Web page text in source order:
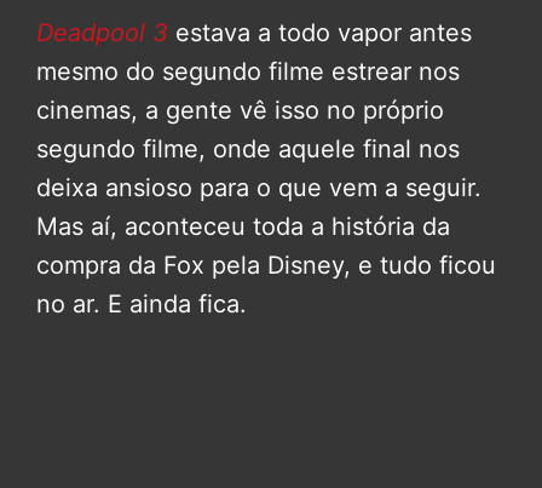
Deadpool 3 estava a todo vapor antes
mesmo do segundo filme estrear nos
cinemas, a gente vê isso no próprio
segundo filme, onde aquele final nos
deixa ansioso para o que vem a seguir.
Mas aí, aconteceu toda a história da
compra da Fox pela Disney, e tudo ficou
no ar. E ainda fica.